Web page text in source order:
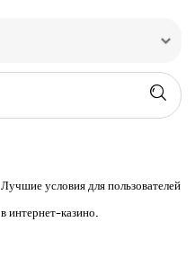
Лучшие условия для пользователей
в интернет-казино.